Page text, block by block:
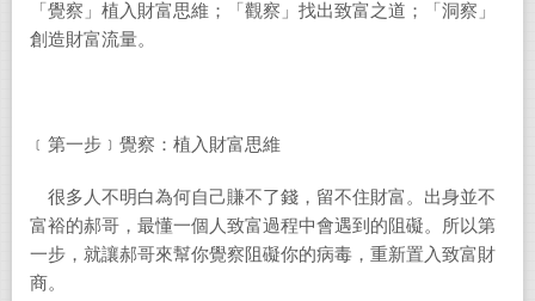
「覺察」植入財富思維；「觀察」找出致富之道；「洞察」
創造財富流量。
﹝第一步﹞覺察：植入財富思維
很多人不明白為何自己賺不了錢，留不住財富。出身並不
富裕的郝哥，最懂一個人致富過程中會遇到的阻礙。所以第
一步，就讓郝哥來幫你覺察阻礙你的病毒，重新置入致富財
商。